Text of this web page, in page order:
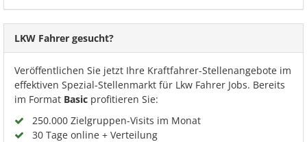
LKW Fahrer gesucht?
Veröffentlichen Sie jetzt Ihre Kraftfahrer-Stellenangebote im
effektiven Spezial-Stellenmarkt für Lkw Fahrer Jobs. Bereits
im Format Basic profitieren Sie:
250.000 Zielgruppen-Visits im Monat
30 Tage online + Verteilung